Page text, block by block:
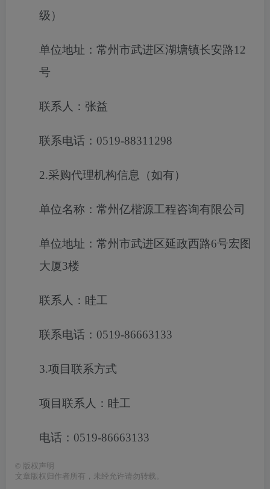
级）
单位地址：常州市武进区湖塘镇长安路12
号
联系人：张益
联系电话：0519-88311298
2.采购代理机构信息（如有）
单位名称：常州亿楷源工程咨询有限公司
单位地址：常州市武进区延政西路6号宏图
大厦3楼
联系人：眭工
联系电话：0519-86663133
3.项目联系方式
项目联系人：眭工
电话：0519-86663133
© 版权声明
文章版权归作者所有，未经允许请勿转载。